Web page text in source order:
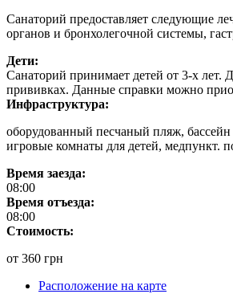
Санаторий предоставляет следующие
органов и бронхолегочной системы,
Дети:
Санаторий принимает детей от 3-х лет.
прививках. Данные справки можно
Инфраструктура:
оборудованный песчаный пляж,
игровые комнаты для детей, медпункт.
Время заезда:
08:00
Время отъезда:
08:00
Стоимость:
от 360 грн
Расположение на карте